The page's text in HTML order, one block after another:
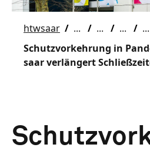
htwsaar
Schutzvorkehrung in
saar verlängert